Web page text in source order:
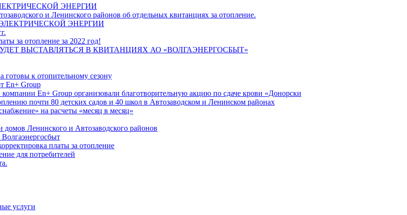
ЭНЕРГИИ
и Ленинского районов об отдельных квитанциях за отопление.
ЭНЕРГИИ
за отопление за 2022 год!
ВЫСТАВЛЯТЬСЯ В КВИТАНЦИЯХ АО «ВОЛГАЭНЕРГОСБЫТ»
готовы к отопительному сезону
En+ Group
En+ Group организовали благотворительную акцию по сдаче крови «Донорски
почти 80 детских садов и 40 школ в Автозаводском и Ленинском районах
на расчеты «месяц в месяц»
Ленинского и Автозаводского районов
платы за отопление
для потребителей
услуги